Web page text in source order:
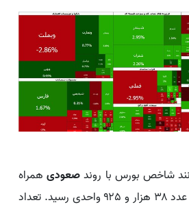
شاخص بورس با روندصعودی همراه
شد و شاخص کل آن به عدد ۳۸ هزار و ۹۲۵ واحدی رسید. تعداد